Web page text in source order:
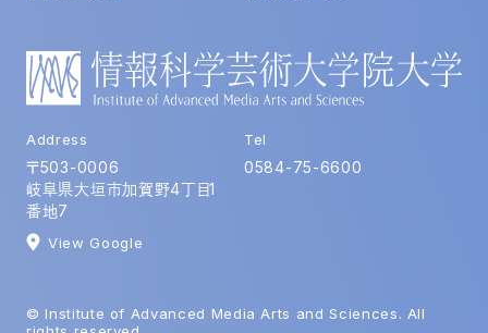
学内施設一覧
Address
〒503-0006
岐阜県大垣市加賀野4丁目1
番地7
View Google
Tel
0584-75-6600
© Institute of Advanced Media Arts and Sciences. All